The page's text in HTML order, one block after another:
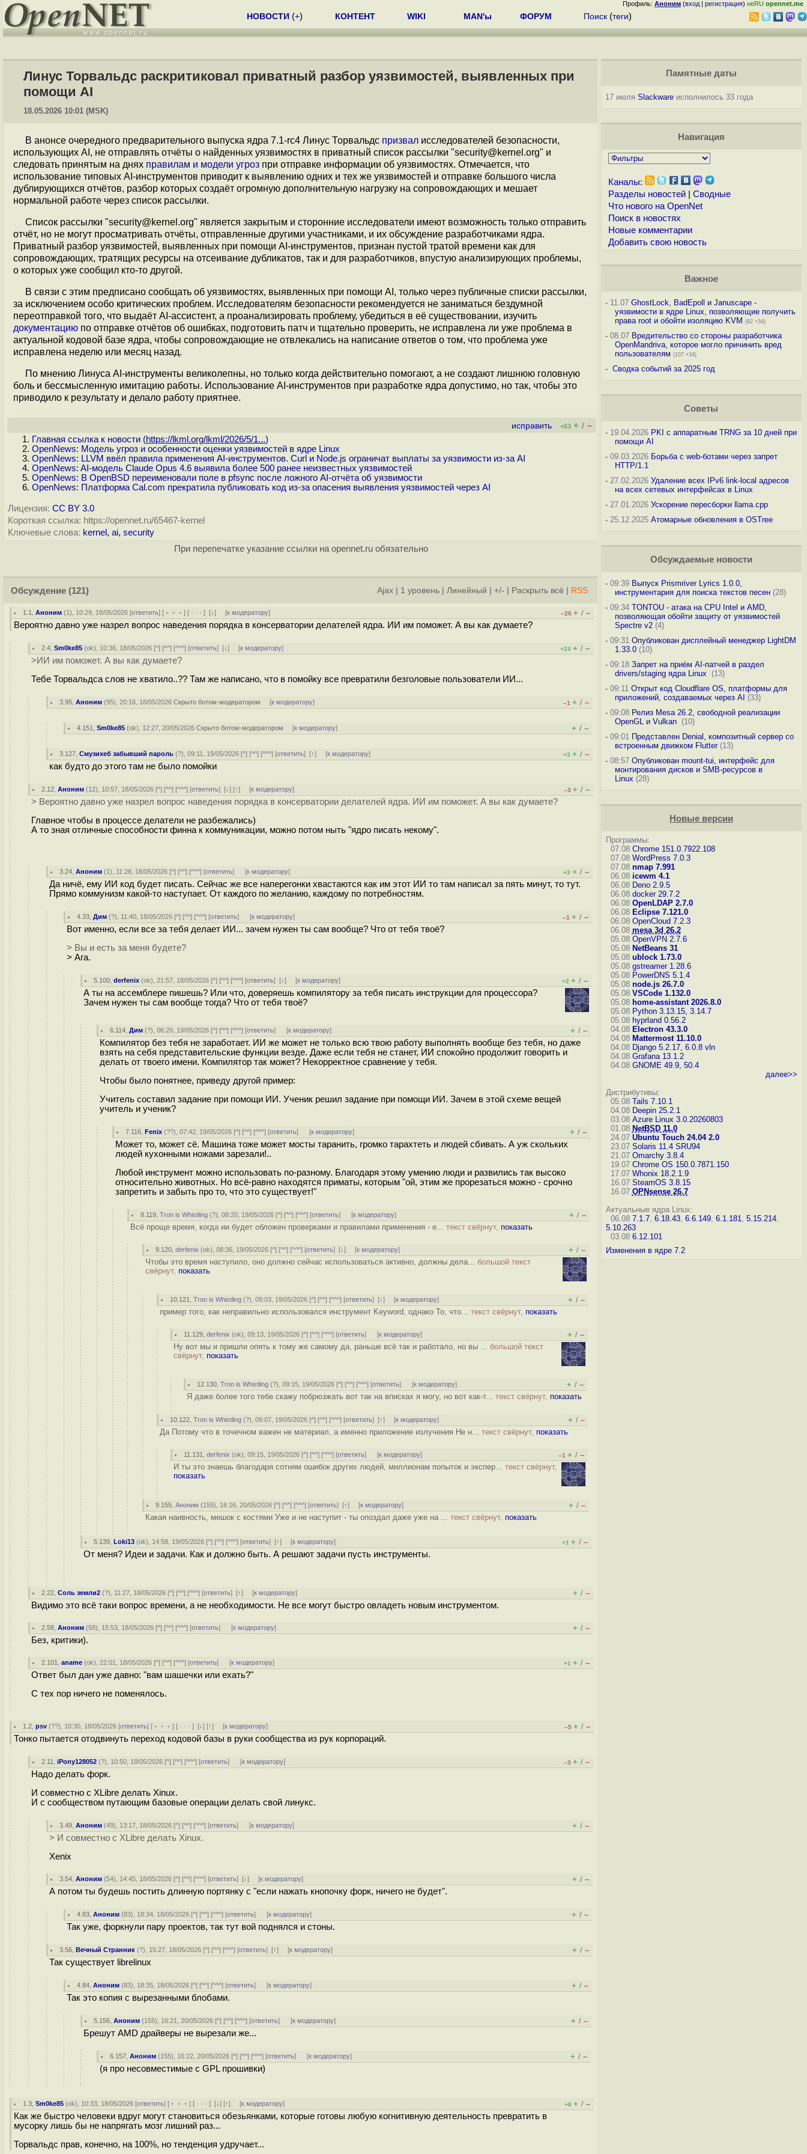
Профиль: Аноним (вход | регистрация) неRU opennet.me
НОВОСТИ (+) КОНТЕНТ WIKI MAN'ы ФОРУМ Поиск (теги)
Линус Торвальдс раскритиковал приватный разбор уязвимостей, выявленных при
помощи AI
18.05.2026 10:01 (MSK)
В анонсе очередного предварительного выпуска ядра 7.1-rc4 Линус Торвальдс призвал исследователей безопасности,
использующих AI, не отправлять отчёты о найденных уязвимостях в приватный список рассылки "security@kernel.org" и
следовать принятым на днях правилам и модели угроз при отправке информации об уязвимостях. Отмечается, что
использование типовых AI-инструментов приводит к выявлению одних и тех же уязвимостей и отправке большого числа
дублирующихся отчётов, разбор которых создаёт огромную дополнительную нагрузку на сопровождающих и мешает
нормальной работе через список рассылки.
Список рассылки "security@kernel.org" является закрытым и сторонние исследователи имеют возможность только отправить
отчёт, но не могут просматривать отчёты, отправленные другими участниками, и их обсуждение разработчиками ядра.
Приватный разбор уязвимостей, выявленных при помощи AI-инструментов, признан пустой тратой времени как для
сопровождающих, тратящих ресурсы на отсеивание дубликатов, так и для разработчиков, впустую анализирующих проблемы,
о которых уже сообщил кто-то другой.
В связи с этим предписано сообщать об уязвимостях, выявленных при помощи AI, только через публичные списки рассылки,
за исключением особо критических проблем. Исследователям безопасности рекомендуется не заниматься бездумной
переотправкой того, что выдаёт AI-ассистент, а проанализировать проблему, убедиться в её существовании, изучить
документацию по отправке отчётов об ошибках, подготовить патч и тщательно проверить, не исправлена ли уже проблема в
актуальной кодовой базе ядра, чтобы сопровождающие не отвлекались на написание ответов о том, что проблема уже
исправлена неделю или месяц назад.
По мнению Линуса AI-инструменты великолепны, но только когда действительно помогают, а не создают лишнюю головную
боль и бессмысленную имитацию работы. Использование AI-инструментов при разработке ядра допустимо, но так, чтобы это
приводило к результату и делало работу приятнее.
исправить +63 + / –
Главная ссылка к новости (https://lkml.org/lkml/2026/5/1...)
OpenNews: Модель угроз и особенности оценки уязвимостей в ядре Linux
OpenNews: LLVM ввёл правила применения AI-инструментов. Curl и Node.js ограничат выплаты за уязвимости из-за AI
OpenNews: AI-модель Claude Opus 4.6 выявила более 500 ранее неизвестных уязвимостей
OpenNews: В OpenBSD переименовали поле в pfsync после ложного AI-отчёта об уязвимости
OpenNews: Платформа Cal.com прекратила публиковать код из-за опасения выявления уязвимостей через AI
Лицензия: CC BY 3.0
Короткая ссылка: https://opennet.ru/65467-kernel
Ключевые слова: kernel , ai, security
При перепечатке указание ссылки на opennet.ru обязательно
Обсуждение (121) Ajax 1 уровень Линейный +/- Раскрыть всё RSS
1.1 ,Аноним (1), 10:29, 18/05/2026 [ответить] [ ﹢﹢﹢] [ · · ·][↓] [к модератору] –26 + / –
Вероятно давно уже назрел вопрос наведения порядка в консерватории делателей ядра. ИИ им поможет. А вы как думаете?
2.4 ,Sm0ke85 (ok), 10:36, 18/05/2026 [^] [^^] [^^^] [ответить][↓] [к модератору] +24 + / –
>ИИ им поможет. А вы как думаете?
Тебе Торвальдса слов не хватило..?? Там же написано, что в помойку все превратили безголовые пользователи ИИ...
3.95 ,Аноним (95), 20:16, 18/05/2026Скрыто ботом-модератором [к модератору] –1 + / –
4.151 ,Sm0ke85 (ok), 12:27, 20/05/2026Скрыто ботом-модератором [к модератору] + / –
3.127 ,Смузихеб забывший пароль (?), 09:11, 19/05/2026 [^] [^^] [^^^] [ответить][↑] [к модератору] +3 + / –
как будто до этого там не было помойки
2.12 ,Аноним (12), 10:57, 18/05/2026 [^] [^^] [^^^] [ответить][↓] [↑] [к модератору] –3 + / –
> Вероятно давно уже назрел вопрос наведения порядка в консерватории делателей ядра. ИИ им поможет. А вы как думаете?
Главное чтобы в процессе делатели не разбежались)
А то зная отличные способности финна к коммуникации, можно потом ныть "ядро писать некому".
3.24 ,Аноним (1), 11:28, 18/05/2026 [^] [^^] [^^^] [ответить] [к модератору] +3 + / –
Да ничё, ему ИИ код будет писать. Сейчас же все наперегонки хвастаются как им этот ИИ то там написал за пять минут, то тут.
Прямо коммунизм какой-то наступает. От каждого по желанию, каждому по потребностям.
4.33 ,Дим (?), 11:40, 18/05/2026 [^] [^^] [^^^] [ответить] [к модератору] –1 + / –
Вот именно, если все за тебя делает ИИ... зачем нужен ты сам вообще? Что от тебя твоё?
> Вы и есть за меня будете?
> Ага.
5.100 ,derfenix (ok), 21:57, 18/05/2026 [^] [^^] [^^^] [ответить][↓] [к модератору] +2 + / –
А ты на ассемблере пишешь? Или что, доверяешь компилятору за тебя писать инструкции для процессора?
Зачем нужен ты сам вообще тогда? Что от тебя твоё?
6.114 ,Дим (?), 06:20, 19/05/2026 [^] [^^] [^^^] [ответить] [к модератору] + / –
Компилятор без тебя не заработает. ИИ же может не только всю твою работу выполнять вообще без тебя, но даже
взять на себя представительские функции везде. Даже если тебя не станет, ИИ спокойно продолжит говорить и
делать от твоего имени. Компилятор так может? Некорректное сравнение у тебя.
Чтобы было понятнее, приведу другой пример:
Учитель составил задание при помощи ИИ. Ученик решил задание при помощи ИИ. Зачем в этой схеме вещей
учитель и ученик?
7.116 ,Fenix (??), 07:42, 19/05/2026 [^] [^^] [^^^] [ответить] [к модератору] + / –
Может то, может сё. Машина тоже может мосты таранить, громко тарахтеть и людей сбивать. А уж скольких
людей кухонными ножами зарезали!..
Любой инструмент можно использовать по-разному. Благодаря этому умению люди и развились так высоко
относительно животных. Но всё-равно находятся приматы, которым "ой, этим же прорезаться можно - срочно
запретить и забыть про то, что это существует!"
8.119 ,Tron is Whistling (?), 08:20, 19/05/2026 [^] [^^] [^^^] [ответить] [к модератору] + / –
Всё проще время, когда ии будет обложен проверками и правилами применения - е... текст свёрнут, показать
9.120 ,derfenix (ok), 08:36, 19/05/2026 [^] [^^] [^^^] [ответить][↓] [к модератору] + / –
Чтобы это время наступило, оно должно сейчас использоваться активно, должны дела... большой текст
свёрнут, показать
10.121 ,Tron is Whistling (?), 09:03, 19/05/2026 [^] [^^] [^^^] [ответить][↓] [к модератору] + / –
пример того, как неправильно использовался инструмент Keyword, однако То, что... текст свёрнут, показать
11.129 ,derfenix (ok), 09:13, 19/05/2026 [^] [^^] [^^^] [ответить] [к модератору] + / –
Ну вот мы и пришли опять к тому же самому да, раньше всё так и работало, но вы ... большой текст
свёрнут, показать
12.130 ,Tron is Whistling (?), 09:15, 19/05/2026 [^] [^^] [^^^] [ответить] [к модератору] + / –
Я даже более того тебе скажу побрюзжать вот так на вписках я могу, но вот как-т... текст свёрнут, показать
10.122 ,Tron is Whistling (?), 09:07, 19/05/2026 [^] [^^] [^^^] [ответить][↑] [к модератору] + / –
Да Потому что в точечном важен не материал, а именно приложение излучения Не н... текст свёрнут, показать
11.131 ,derfenix (ok), 09:15, 19/05/2026 [^] [^^] [^^^] [ответить] [к модератору] –1 + / –
И ты это знаешь благодаря сотням ошибок других людей, миллионам попыток и экспер... текст свёрнут,
показать
9.155 ,Аноним (155), 16:16, 20/05/2026 [^] [^^] [^^^] [ответить][↑] [к модератору] + / –
Какая наивность, мешок с костями Уже и не наступит - ты опоздал даже уже на ... текст свёрнут, показать
5.139 ,Loki13 (ok), 14:58, 19/05/2026 [^] [^^] [^^^] [ответить][↑] [к модератору] +1 + / –
От меня? Идеи и задачи. Как и должно быть. А решают задачи пусть инструменты.
2.22 ,Соль земли2 (?), 11:27, 18/05/2026 [^] [^^] [^^^] [ответить][↑] [к модератору] + / –
Видимо это всё таки вопрос времени, а не необходимости. Не все могут быстро овладеть новым инструментом.
2.58 ,Аноним (58), 15:53, 18/05/2026 [^] [^^] [^^^] [ответить] [к модератору] + / –
Без, критики).
2.101 ,aname (ok), 22:01, 18/05/2026 [^] [^^] [^^^] [ответить] [к модератору] +1 + / –
Ответ был дан уже давно: "вам шашечки или ехать?"
С тех пор ничего не поменялось.
1.2 ,psv (??), 10:30, 18/05/2026 [ответить] [ ﹢﹢﹢] [ · · ·][↓] [↑] [к модератору] –5 + / –
Тонко пытается отодвинуть переход кодовой базы в руки сообщества из рук корпораций.
2.11 ,iPony128052 (?), 10:50, 18/05/2026 [^] [^^] [^^^] [ответить] [к модератору] –3 + / –
Надо делать форк.
И совместно с XLibre делать Xinux.
И с сообществом путающим базовые операции делать свой линукс.
3.49 ,Аноним (49), 13:17, 18/05/2026 [^] [^^] [^^^] [ответить] [к модератору] + / –
> И совместно с XLibre делать Xinux.
Xenix
3.54 ,Аноним (54), 14:45, 18/05/2026 [^] [^^] [^^^] [ответить][↓] [к модератору] + / –
А потом ты будешь постить длинную портянку с "если нажать кнопочку форк, ничего не будет".
4.83 ,Аноним (83), 18:34, 18/05/2026 [^] [^^] [^^^] [ответить] [к модератору] + / –
Так уже, форкнули пару проектов, так тут вой поднялся и стоны.
3.56 ,Вечный Странник (?), 15:27, 18/05/2026 [^] [^^] [^^^] [ответить][↑] [к модератору] + / –
Так существует librelinux
4.84 ,Аноним (83), 18:35, 18/05/2026 [^] [^^] [^^^] [ответить] [к модератору] + / –
Так это копия с вырезанными блобами.
5.156 ,Аноним (155), 16:21, 20/05/2026 [^] [^^] [^^^] [ответить] [к модератору] + / –
Брешут AMD драйверы не вырезали же...
6.157 ,Аноним (155), 16:22, 20/05/2026 [^] [^^] [^^^] [ответить] [к модератору] + / –
(я про несовместимые с GPL прошивки)
1.3 ,Sm0ke85 (ok), 10:33, 18/05/2026 [ответить] [ ﹢﹢﹢] [ · · ·][↓] [↑] [к модератору] +8 + / –
Как же быстро человеки вдруг могут становиться обезьянками, которые готовы любую когнитивную деятельность превратить в
мусорку лишь бы не напрягать мозг лишний раз...
Торвальдс прав, конечно, на 100%, но тенденция удручает...
Памятные даты
17 июля Slackwareисполнилось 33 года
Навигация
Каналы:
Разделы новостей| Сводные
Что нового на OpenNet
Поиск в новостях
Новые комментарии
Добавить свою новость
Важное
-11.07 GhostLock, BadEpoll и Januscape -
уязвимости в ядре Linux, позволяющие получить
права root и обойти изоляцию KVM (82 +34)
-08.07 Вредительство со стороны разработчика
OpenMandriva, которое могло причинить вред
пользователям (107 +34)
- Сводка событий за 2025 год
Советы
-19.04.2026 PKI с аппаратным TRNG за 10 дней при
помощи AI
-09.03.2026 Борьба с web-ботами через запрет
HTTP/1.1
-27.02.2026 Удаление всех IPv6 link-local адресов
на всех сетевых интерфейсах в Linux
-27.01.2026 Ускорение пересборки llama.cpp
-25.12.2025 Атомарные обновления в OSTree
Обсуждаемые новости
-09:39 Выпуск Prismriver Lyrics 1.0.0,
инструментария для поиска текстов песен(28)
-09:34 TONTOU - атака на CPU Intel и AMD,
позволяющая обойти защиту от уязвимостей
Spectre v2(4)
-09:31 Опубликован дисплейный менеджер LightDM
1.33.0(10)
-09:18 Запрет на приём AI-патчей в раздел
drivers/staging ядра Linux
(13)
-09:11 Открыт код Cloudflare OS, платформы для
приложений, создаваемых через AI (33)
-09:08 Релиз Mesa 26.2, свободной реализации
OpenGL и Vulkan (10)
-09:01 Представлен Denial, композитный сервер со
встроенным движком Flutter(13)
-08:57 Опубликован mount-tui, интерфейс для
монтирования дисков и SMB-ресурсов в
Linux (28)
Новые версии
Программы:
07.08 Chrome 151.0.7922.108
07.08 WordPress 7.0.3
07.08 nmap 7.991
06.08 icewm 4.1
06.08 Deno 2.9.5
06.08 docker 29.7.2
06.08 OpenLDAP 2.7.0
06.08 Eclipse 7.121.0
06.08 OpenCloud 7.2.3
06.08 mesa 3d 26.2
05.08 OpenVPN 2.7.6
05.08 NetBeans 31
05.08 ublock 1.73.0
05.08 gstreamer 1.28.6
05.08 PowerDNS 5.1.4
05.08 node.js 26.7.0
05.08 VSCode 1.132.0
05.08 home-assistant 2026.8.0
05.08 Python 3.13.15, 3.14.7
05.08 hyprland 0.56.2
04.08 Electron 43.3.0
04.08 Mattermost 11.10.0
04.08 Django 5.2.17, 6.0.8 vln
04.08 Grafana 13.1.2
04.08 GNOME 49.9, 50.4
далее>>
Дистрибутивы:
05.08 Tails 7.10.1
04.08 Deepin 25.2.1
03.08 Azure Linux 3.0.20260803
01.08 NetBSD 11.0
24.07 Ubuntu Touch 24.04 2.0
23.07 Solaris 11.4 SRU94
21.07 Omarchy 3.8.4
19.07 Chrome OS 150.0.7871.150
17.07 Whonix 18.2.1.9
16.07 SteamOS 3.8.15
16.07 OPNsense 26.7
Актуальные ядра Linux:
06.08 7.1.7, 6.18.43, 6.6.149, 6.1.181, 5.15.214,
5.10.263
03.08 6.12.101
Изменения в ядре 7.2